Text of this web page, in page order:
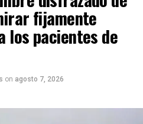
fijamente
los pacientes de
on agosto 7, 2026